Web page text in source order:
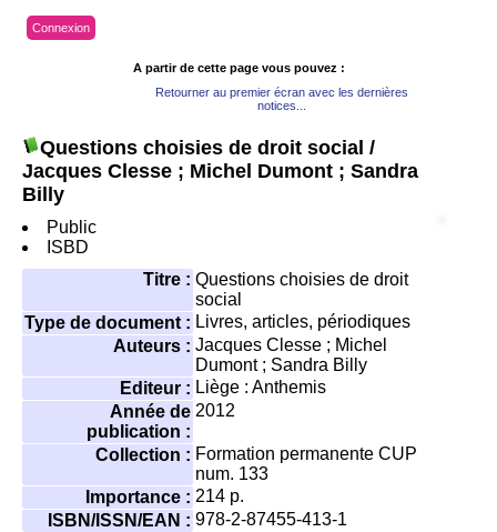
Connexion
A partir de cette page vous pouvez :
Retourner au premier écran avec les dernières
notices...
Questions choisies de droit social /
Jacques Clesse ; Michel Dumont ; Sandra
Billy
Public
ISBD
Titre : Questions choisies de droit
social
Type de document : Livres, articles, périodiques
Auteurs : Jacques Clesse ; Michel
Dumont; Sandra Billy
Editeur : Liège : Anthemis
Année de
publication :
2012
Collection : Formation permanente CUP
num. 133
Importance : 214 p.
ISBN/ISSN/EAN : 978-2-87455-413-1